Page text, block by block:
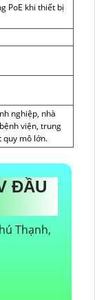
PoE khi thiết bị
nghiệp, nhà
viện, trung
quy mô lớn.
ĐẦU
Thạnh,